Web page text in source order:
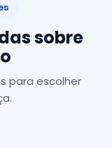
sobre
para escolher